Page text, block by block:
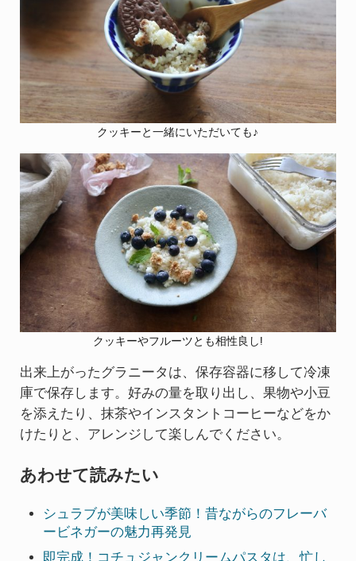
クッキーと一緒にいただいても♪
クッキーやフルーツとも相性良し!
出来上がったグラニータは、保存容器に移して冷凍
庫で保存します。好みの量を取り出し、果物や小豆
を添えたり、抹茶やインスタントコーヒーなどをか
けたりと、アレンジして楽しんでください。
あわせて読みたい
シュラブが美味しい季節！昔ながらのフレーバ
ービネガーの魅力再発見
即完成！コチュジャンクリームパスタは、忙し